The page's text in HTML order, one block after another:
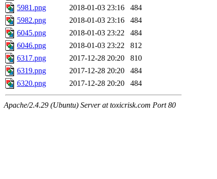
5981.png
2018-01-03 23:16
484
5982.png
2018-01-03 23:16
484
6045.png
2018-01-03 23:22
484
6046.png
2018-01-03 23:22
812
6317.png
2017-12-28 20:20
810
6319.png
2017-12-28 20:20
484
6320.png
2017-12-28 20:20 484
Apache/2.4.29 (Ubuntu) Server at toxicrisk.com Port 80